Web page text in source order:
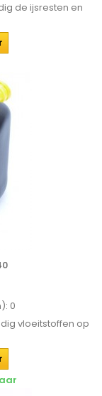
de ijsresten en
0
vloeitstoffen op